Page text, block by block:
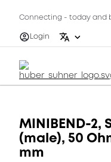
Connecting - today and
Login
MINIBEND-2,
(male), 50
mm